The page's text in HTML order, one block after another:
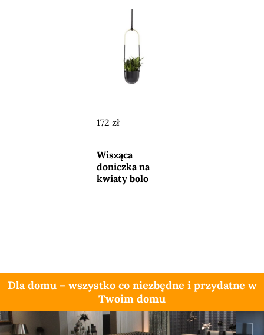
172 zł
sklepu
Wisząca
doniczka na
kwiaty bolo
Dla domu – wszystko co niezbędne i przydatne w
Twoim domu